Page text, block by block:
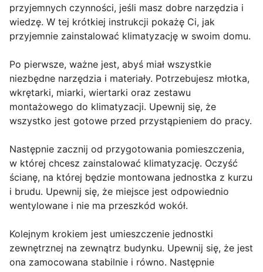
przyjemnych czynności, jeśli masz dobre narzędzia i
wiedzę. W tej krótkiej instrukcji pokażę Ci, jak
przyjemnie zainstalować klimatyzację w swoim domu.
Po pierwsze, ważne jest, abyś miał wszystkie
niezbędne narzędzia i materiały. Potrzebujesz młotka,
wkrętarki, miarki, wiertarki oraz zestawu
montażowego do klimatyzacji. Upewnij się, że
wszystko jest gotowe przed przystąpieniem do pracy.
Następnie zacznij od przygotowania pomieszczenia,
w której chcesz zainstalować klimatyzację. Oczyść
ścianę, na której będzie montowana jednostka z kurzu
i brudu. Upewnij się, że miejsce jest odpowiednio
wentylowane i nie ma przeszkód wokół.
Kolejnym krokiem jest umieszczenie jednostki
zewnętrznej na zewnątrz budynku. Upewnij się, że jest
ona zamocowana stabilnie i równo. Następnie